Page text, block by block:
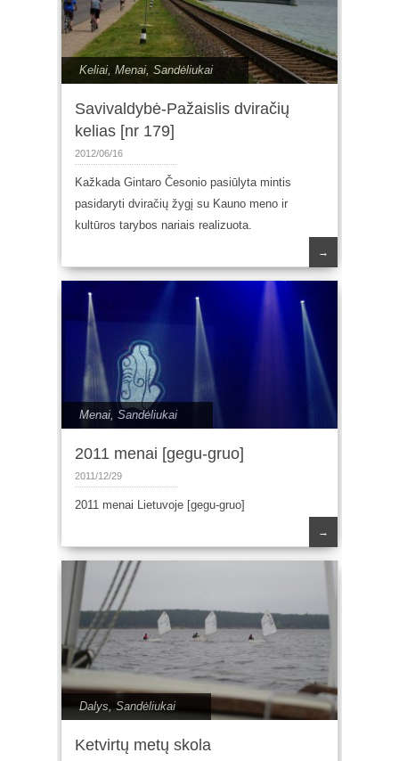
Keliai, Menai, Sandėliukai
Savivaldybė-Pažaislis dviračių
kelias [nr 179]
2012/06/16
Kažkada Gintaro Česonio pasiūlyta mintis
pasidaryti dviračių žygį su Kauno meno ir
kultūros tarybos nariais realizuota.
→
Menai Sandėliukai
2011 menai [gegu-gruo]
2011/12/29
2011 menai Lietuvoje [gegu-gruo]
→
Dalys, Sandėliukai
Ketvirtų metų skola